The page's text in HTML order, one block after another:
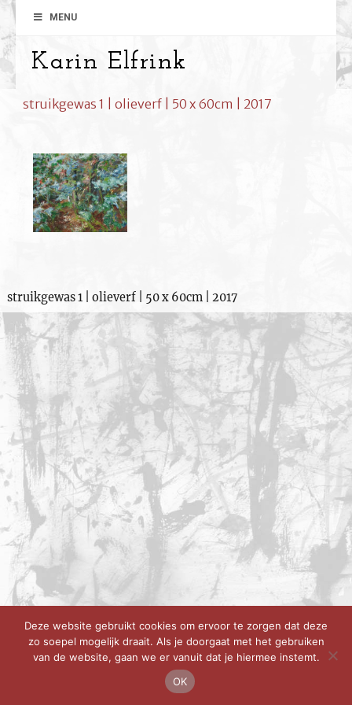
MENU
Karin Elfrink
struikgewas 1 | olieverf | 50 x 60cm | 2017
struikgewas 1 | olieverf | 50 x 60cm | 2017
Deze website gebruikt cookies om ervoor te zorgen dat deze
zo soepel mogelijk draait. Als je doorgaat met het gebruiken
van de website, gaan we er vanuit dat je hiermee instemt.
OK